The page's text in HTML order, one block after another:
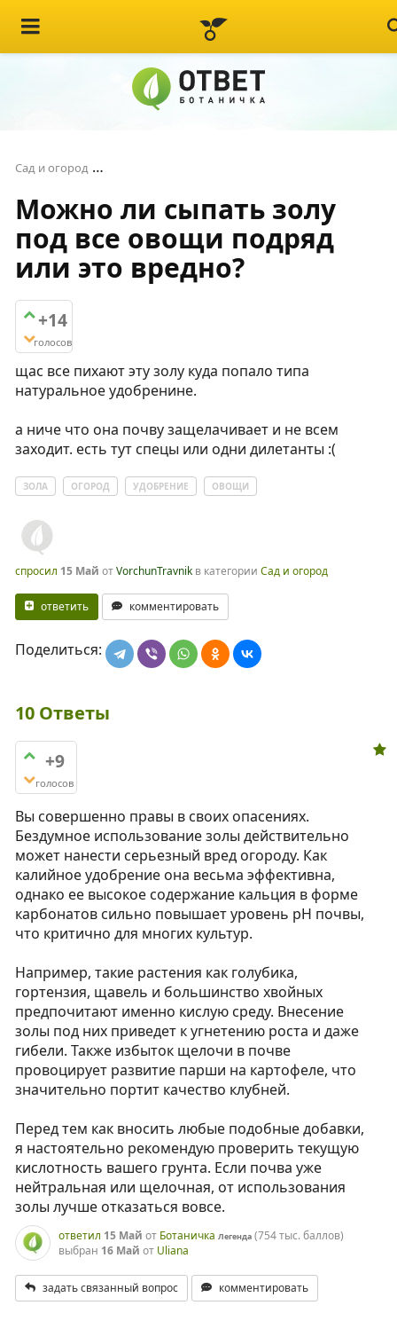
Сад и огород
Можно ли сыпать золу
под все овощи подряд
или это вредно?
+14
голосов
щас все пихают эту золу куда попало типа
натуральное удобренине.
а ниче что она почву защелачивает и не всем
заходит. есть тут спецы или одни дилетанты :(
ЗОЛА ОГОРОД УДОБРЕНИЕ ОВОЩИ
спросил 15 Май отVorchunTravnik в категории Сад и огород
ответить комментировать
Поделиться:
10 Ответы
+9
голосов
Вы совершенно правы в своих опасениях.
Бездумное использование золы действительно
может нанести серьезный вред огороду. Как
калийное удобрение она весьма эффективна,
однако ее высокое содержание кальция в форме
карбонатов сильно повышает уровень pH почвы,
что критично для многих культур.
Например, такие растения как голубика,
гортензия, щавель и большинство хвойных
предпочитают именно кислую среду. Внесение
золы под них приведет к угнетению роста и даже
гибели. Также избыток щелочи в почве
провоцирует развитие парши на картофеле, что
значительно портит качество клубней.
Перед тем как вносить любые подобные добавки,
я настоятельно рекомендую проверить текущую
кислотность вашего грунта. Если почва уже
нейтральная или щелочная, от использования
золы лучше отказаться вовсе.
ответил 15 Май от Ботаничка Легенда (754 тыс.баллов)
выбран 16 Май от Uliana
задать связанный вопрос комментировать